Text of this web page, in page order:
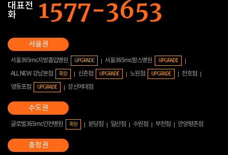
대표전
화
서울365mc지방흡입병원 UPGRADE 서울365mc람스병원 UPGRADE
ALL NEW 강남본점 확장 신촌점 UPGRADE 노원점 UPGRADE
천호점
영등포점
UPGRADE 성신여대점
글로벌365mc인천병원 확장 분당점 일산점 수원점 부천점 안양평촌점